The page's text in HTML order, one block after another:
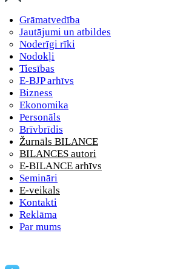
Grāmatvedība
Jautājumi un atbildes
Noderīgi rīki
Nodokļi
Tiesības
E-BJP arhīvs
Bizness
Ekonomika
Personāls
Brīvbrīdis
Žurnāls BILANCE
BILANCES autori
E-BILANCE arhīvs
Semināri
E-veikals
Kontakti
Reklāma
Par mums